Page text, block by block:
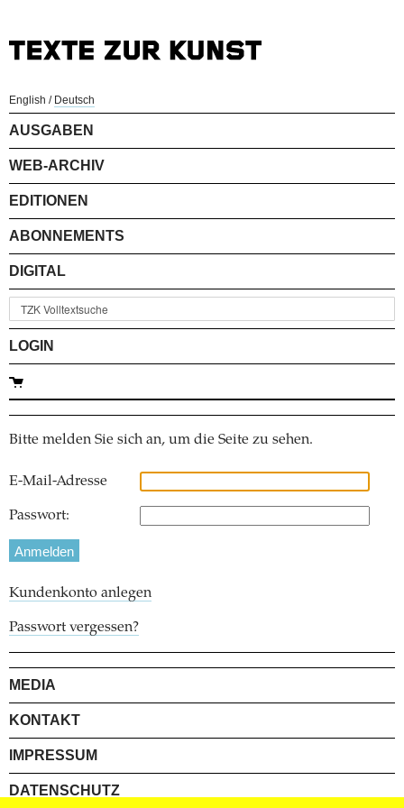
English / Deutsch
AUSGABEN
WEB-ARCHIV
EDITIONEN
ABONNEMENTS
DIGITAL
LOGIN
Bitte melden Sie sich an, um die Seite zu sehen.
E-Mail-Adresse
Passwort:
Kundenkonto anlegen
Passwort vergessen?
MEDIA
KONTAKT
IMPRESSUM
DATENSCHUTZ